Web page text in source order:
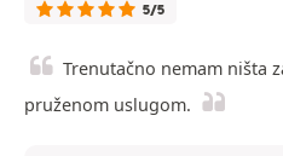
5/5
Trenutačno nemam ništa
pruženom uslugom.